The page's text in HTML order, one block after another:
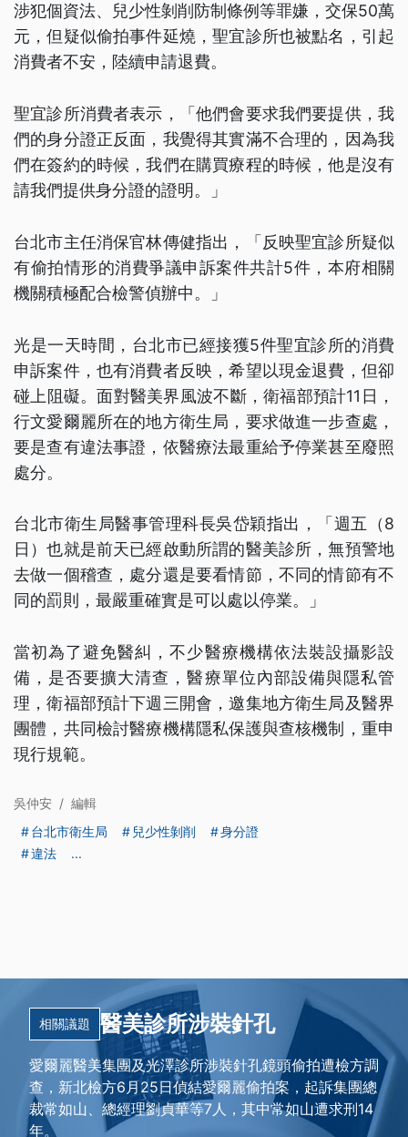
涉犯個資法、兒少性剝削防制條例等罪嫌，交保50萬
元，但疑似偷拍事件延燒，聖宜診所也被點名，引起
消費者不安，陸續申請退費。
聖宜診所消費者表示，「他們會要求我們要提供，我
們的身分證正反面，我覺得其實滿不合理的，因為我
們在簽約的時候，我們在購買療程的時候，他是沒有
請我們提供身分證的證明。」
台北市主任消保官林傳健指出，「反映聖宜診所疑似
有偷拍情形的消費爭議申訴案件共計5件，本府相關
機關積極配合檢警偵辦中。」
光是一天時間，台北市已經接獲5件聖宜診所的消費
申訴案件，也有消費者反映，希望以現金退費，但卻
碰上阻礙。面對醫美界風波不斷，衛福部預計11日，
行文愛爾麗所在的地方衛生局，要求做進一步查處，
要是查有違法事證，依醫療法最重給予停業甚至廢照
處分。
台北市衛生局醫事管理科長吳岱穎指出，「週五（8
日）也就是前天已經啟動所謂的醫美診所，無預警地
去做一個稽查，處分還是要看情節，不同的情節有不
同的罰則，最嚴重確實是可以處以停業。」
當初為了避免醫糾，不少醫療機構依法裝設攝影設
備，是否要擴大清查，醫療單位內部設備與隱私管
理，衛福部預計下週三開會，邀集地方衛生局及醫界
團體，共同檢討醫療機構隱私保護與查核機制，重申
現行規範。
吳仲安 / 編輯
台北市衛生局
兒少性剝削
身分證
違法
...
相關議題 醫美診所涉裝針孔
愛爾麗醫美集團及光澤診所涉裝針孔鏡頭偷拍遭檢方調
查，新北檢方6月25日偵結愛爾麗偷拍案，起訴集團總
裁常如山、總經理劉貞華等7人，其中常如山遭求刑14
年。